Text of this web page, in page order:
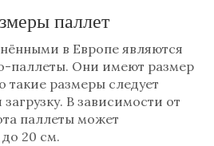
паллет
в Европе являются
паллеты. Они имеют размер
размеры следует
В зависимости от
паллеты может
до 20 см.